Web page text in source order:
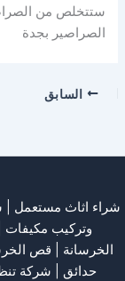
ستتخلص من
الصراصير بجدة
السابق
شراء اثاث مستعمل
وتركيب مكيفات
الخرسانة | قص
حدائق
شركة